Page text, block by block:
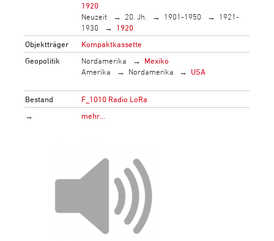
1920
Neuzeit
20. Jh. 1901-1950
1921-
1930
1920
Objektträger
Kompaktkassette
Geopolitik
Nordamerika
Mexiko
Amerika
Nordamerika USA
Bestand
F_1010 Radio LoRa
→
mehr…